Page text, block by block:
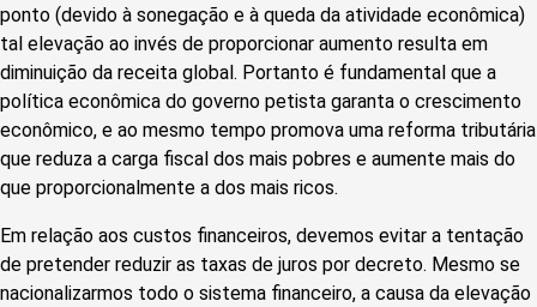
ponto (devido à sonegação e à queda da atividade econômica)
tal elevação ao invés de proporcionar aumento resulta em
diminuição da receita global. Portanto é fundamental que a
política econômica do governo petista garanta o crescimento
econômico, e ao mesmo tempo promova uma reforma tributária
que reduza a carga fiscal dos mais pobres e aumente mais do
que proporcionalmente a dos mais ricos.
Em relação aos custos financeiros, devemos evitar a tentação
de pretender reduzir as taxas de juros por decreto. Mesmo se
nacionalizarmos todo o sistema financeiro, a causa da elevação